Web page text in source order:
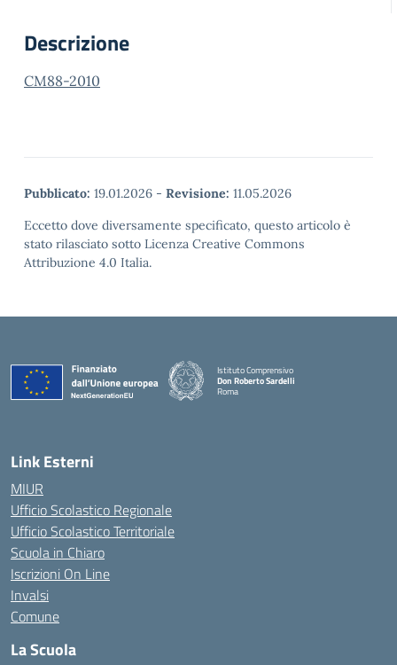
Descrizione
CM88-2010
Pubblicato: 19.01.2026 - Revisione: 11.05.2026
Eccetto dove diversamente specificato, questo articolo è
stato rilasciato sotto Licenza Creative Commons
Attribuzione 4.0 Italia.
Istituto Comprensivo
Don Roberto Sardelli
Roma
Link Esterni
MIUR
Ufficio Scolastico Regionale
Ufficio Scolastico Territoriale
Scuola in Chiaro
Iscrizioni On Line
Invalsi
Comune
La Scuola